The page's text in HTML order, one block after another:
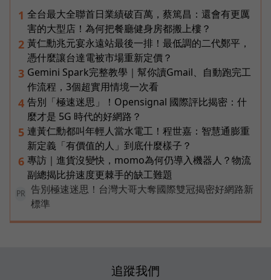
1 全台最大全聯首日業績破百萬，蔡篤昌：還會有更厲
害的大型店！為何把餐廳健身房都搬上樓？
2 黃仁勳兆元宴永遠站最後一排！最低調的二代鄭平，
憑什麼讓台達電被市場重新定價？
3 Gemini Spark完整教學｜幫你讀Gmail、自動跑完工
作流程，3個超實用情境一次看
4 告別「極速迷思」！Opensignal 國際評比揭密：什
麼才是 5G 時代的好網路？
5 連黃仁勳都叫年輕人當水電工！程世嘉：智慧通膨重
新定義「有價值的人」到底什麼樣子？
6 專訪｜進貨沒變快，momo為何仍導入機器人？物流
副總揭比拚速度更棘手的缺工難題
PR
告別極速迷思！台灣大哥大奪國際雙冠揭密好網路新
標準
追蹤我們